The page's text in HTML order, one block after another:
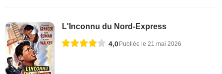
L'Inconnu du Nord-Express
4,0 Publiée le 21 mai 2026